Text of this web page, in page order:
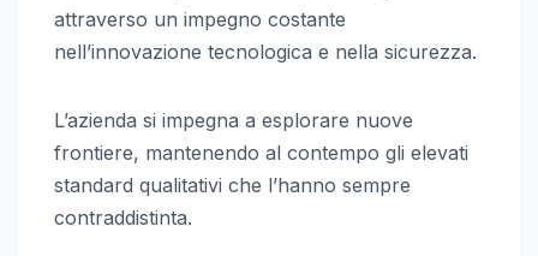
attraverso un impegno costante
nell’innovazione tecnologica e nella sicurezza.
L’azienda si impegna a esplorare nuove
frontiere, mantenendo al contempo gli elevati
standard qualitativi che l’hanno sempre
contraddistinta.